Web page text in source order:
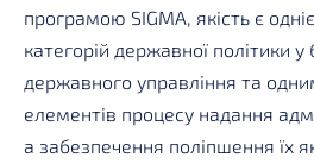
програмою SIGMA, якість є
категорій державної політики у
державного управління та
елементів процесу надання
а забезпечення поліпшення їх